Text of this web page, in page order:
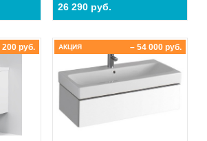
26 290 руб.
200 руб. – 54 000 руб.
АКЦИЯ